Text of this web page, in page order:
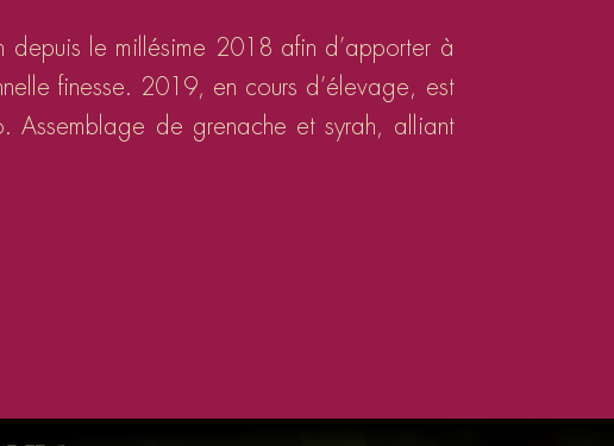
depuis le millésime 2018 afin d’apporter à
finesse. 2019, en cours d’élevage, est
Assemblage de grenache et syrah, alliant